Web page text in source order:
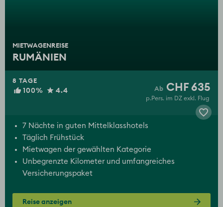
MIETWAGENREISE
RUMÄNIEN
8 TAGE
100% 4.4 CHF 635
p.Pers. im DZ exkl. Flug
7 Nächte in guten Mittelklasshotels
Täglich Frühstück
Mietwagen der gewählten Kategorie
Unbegrenzte Kilometer und umfangreiches
Versicherungspaket
Reise anzeigen